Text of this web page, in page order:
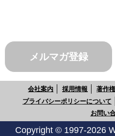
メルマガ登録
会社案内 採用情報 著作
プライバシーポリシーについて
お問い
Copyright © 1997-2026